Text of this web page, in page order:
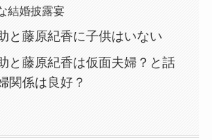
結婚披露宴
と藤原紀香に子供はいない
と藤原紀香は仮面夫婦？と話
関係は良好？